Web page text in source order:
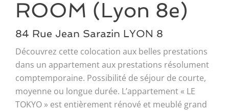
ROOM (Lyon 8e)
84 Rue Jean Sarazin LYON 8
Découvrez cette colocation aux belles prestations
dans un appartement aux prestations résolument
comptemporaine. Possibilité de séjour de courte,
moyenne ou longue durée. L’appartement « LE
TOKYO » est entièrement rénové et meublé grand